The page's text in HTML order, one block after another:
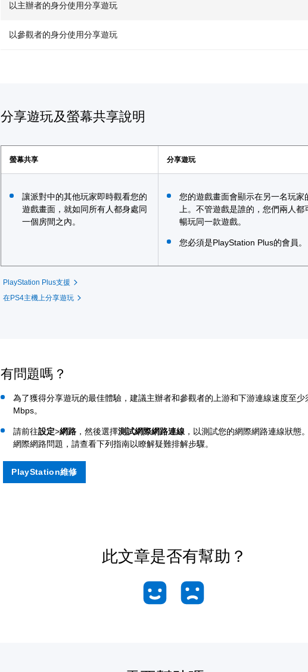
以主辦者的身分使用分享遊玩
以參觀者的身分使用分享遊玩
分享遊玩及螢幕共享說明
螢幕共享 分享遊玩
讓派對中的其他玩家即時觀看您的
遊戲畫面，就如同所有人都身處同
一個房間之內。
您的遊戲畫面會顯示在另一名玩家
上。不管遊戲是誰的，您們兩人都
暢玩同一款遊戲。
您必須是PlayStation Plus的會員。
PlayStation Plus支援
在PS4主機上分享遊玩
有問題嗎？
為了獲得分享遊玩的最佳體驗，建議主辦者和參觀者的上游和下游連線速度至少
Mbps。
請前往設定>網路 ，然後選擇測試網際網路連線 ，以測試您的網際網路連線狀態
網際網路問題，請查看下列指南以瞭解疑難排解步驟。
PlayStation維修
此文章是否有幫助？